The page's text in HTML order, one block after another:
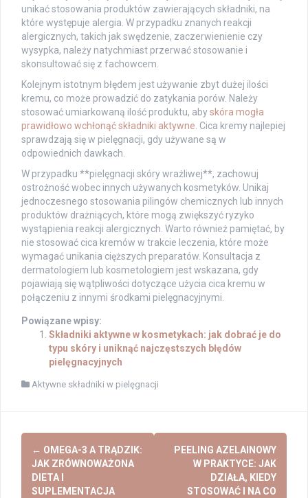
unikać stosowania produktów zawierających składniki, na
które występuje alergia. W przypadku znanych reakcji
alergicznych, takich jak swędzenie, zaczerwienienie czy
wysypka, należy natychmiast przerwać stosowanie i
skonsultować się z fachowcem.
Kolejnym istotnym błędem jest używanie zbyt dużej ilości
kremu, co może prowadzić do zatykania porów. Należy
stosować umiarkowaną ilość produktu, abyskóra mogła
prawidłowo wchłonąć składniki aktywne . Cica kremy najlepiej
sprawdzają się w pielęgnacji, gdy używane są w
odpowiednich dawkach.
W przypadku **pielęgnacji skóry wrażliwej**, zachowuj
ostrożność wobec innych używanych kosmetyków. Unikaj
jednoczesnego stosowania pilingów chemicznych lub innych
produktów drażniących, które mogą zwiększyć ryzyko
wystąpienia reakcji alergicznych. Warto również pamiętać, by
nie stosować cica kremów w trakcie leczenia, które może
wymagać unikania cięższych preparatów. Konsultacja z
dermatologiem lub kosmetologiem jest wskazana, gdy
pojawiają się wątpliwości dotyczące użycia cica kremu w
połączeniu z innymi środkami pielęgnacyjnymi.
Powiązane wpisy:
Składniki aktywne w kosmetykach: jak dobrać je do
typu skóry i uniknąć najczęstszych błędów
pielęgnacyjnych
Aktywne składniki w pielęgnacji
Post
navigation
← OMEGA-3 A TRĄDZIK:
JAK ZRÓWNOWAŻONA
DIETA I
SUPLEMENTACJA
PEELING AZELAINOWY
W PRAKTYCE: JAK
DZIAŁA, KIEDY
STOSOWAĆ I NA CO